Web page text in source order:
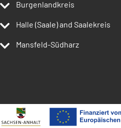
Burgenlandkreis
Halle (Saale) and Saalekreis
Mansfeld-Südharz